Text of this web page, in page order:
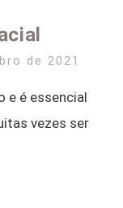
de 2021
e é essencial
vezes ser